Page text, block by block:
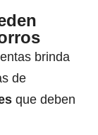
brinda
de
que deben